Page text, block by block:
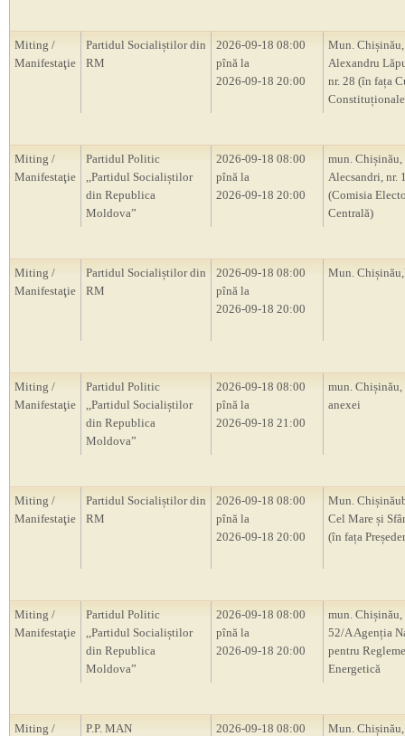
Miting /
Manifestaţie
Partidul Socialiștilor din
RM
2026-09-18 08:00
pînă la
2026-09-18 20:00
Mun. Chișinău,
Alexandru
nr. 28 (în fața
Miting /
Manifestaţie
Partidul Politic
,,Partidul Socialiștilor
din Republica
Moldova”
2026-09-18 08:00
pînă la
2026-09-18 20:00
mun. Chișinău,
Alecsandri, nr.
(Comisia
Centrală)
Miting /
Manifestaţie
Partidul Socialiștilor din
RM
2026-09-18 08:00
pînă la
2026-09-18 20:00
Mun.
Miting /
Manifestaţie
Partidul Politic
,,Partidul Socialiștilor
din Republica
Moldova”
2026-09-18 08:00
pînă la
2026-09-18 21:00
mun.
anexei
Miting /
Manifestaţie
Partidul Socialiștilor din
RM
2026-09-18 08:00
pînă la
2026-09-18 20:00
Mun.
Cel Mare și
(în fața
Miting /
Manifestaţie
Partidul Politic
,,Partidul Socialiștilor
din Republica
Moldova”
2026-09-18 08:00
pînă la
2026-09-18 20:00
mun. Chișinău,
52/A Agenția
pentru
Energetică
Miting /
P.P. MAN
2026-09-18 08:00
Mun.